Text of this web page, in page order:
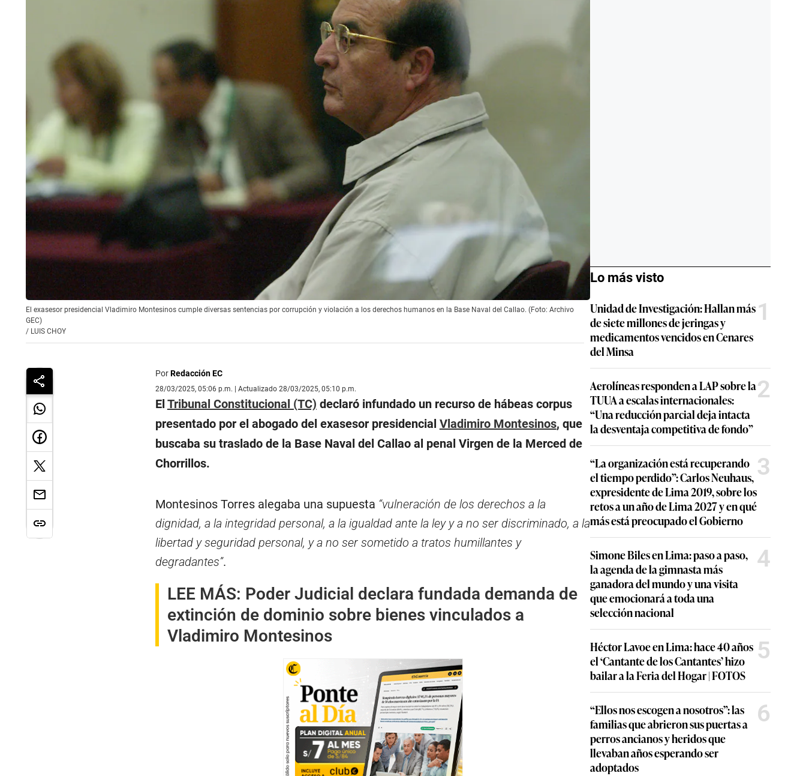
El exasesor presidencial Vladimiro Montesinos cumple diversas sentencias por corrupción y violación a los derechos humanos en la Base Naval del Callao. (Foto: Archivo
GEC)
/ LUIS CHOY
PorRedacción EC
28/03/2025, 05:06 p.m. | Actualizado 28/03/2025, 05:10 p.m.
El Tribunal Constitucional (TC) declaró infundado un recurso de hábeas corpus
presentado por el abogado del exasesor presidencial Vladimiro Montesinos, que
buscaba su traslado de la Base Naval del Callao al penal Virgen de la Merced de
Chorrillos.
Montesinos Torres alegaba una supuesta “vulneración de los derechos a la
dignidad, a la integridad personal, a la igualdad ante la ley y a no ser discriminado, a la
libertad y seguridad personal, y a no ser sometido a tratos humillantes y
degradantes”.
LEE MÁS: Poder Judicial declara fundada demanda de
extinción de dominio sobre bienes vinculados a
Vladimiro Montesinos
Lo más visto
Unidad de Investigación: Hallan más
de siete millones de jeringas y
medicamentos vencidos en Cenares
del Minsa
1
Aerolíneas responden a LAP sobre la
TUUA a escalas internacionales:
“Una reducción parcial deja intacta
la desventaja competitiva de fondo”
2
“La organización está recuperando
el tiempo perdido”: Carlos Neuhaus,
expresidente de Lima 2019, sobre los
retos a un año de Lima 2027 y en qué
más está preocupado el Gobierno
3
Simone Biles en Lima: paso a paso,
la agenda de la gimnasta más
ganadora del mundo y una visita
que emocionará a toda una
selección nacional
4
Héctor Lavoe en Lima: hace 40 años
el ‘Cantante de los Cantantes’ hizo
bailar a la Feria del Hogar | FOTOS
5
“Ellos nos escogen a nosotros”: las
familias que abrieron sus puertas a
perros ancianos y heridos que
llevaban años esperando ser
adoptados
6